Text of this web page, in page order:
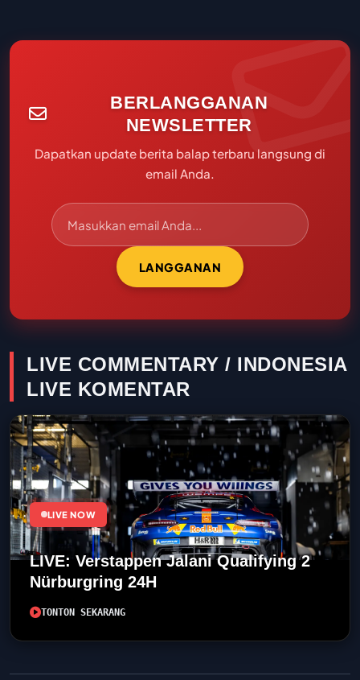
BERLANGGANAN
NEWSLETTER
Dapatkan update berita balap terbaru langsung di
email Anda.
LANGGANAN
LIVE COMMENTARY / INDONESIA
LIVE KOMENTAR
LIVE NOW
LIVE: Verstappen Jalani Qualifying 2
Nürburgring 24H
TONTON SEKARANG